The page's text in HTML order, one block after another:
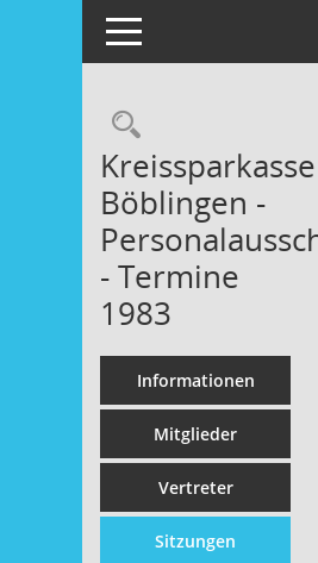
Toggle navigation
Kreissparkasse
Böblingen -
- Termine
1983
Informationen
Mitglieder
Vertreter
Sitzungen